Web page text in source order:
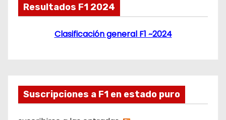
Resultados F1 2024
Clasificación general F1 ~2024
Suscripciones a F1 en estado puro